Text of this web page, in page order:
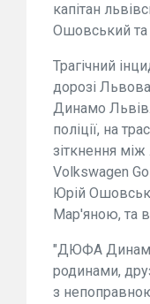
капітан
Ошовський та
Трагічний
дорозі
Динамо
поліції, на
зіткнення
Volkswagen
Юрій
Мар'яною, та
"ДЮФА
родинами,
з